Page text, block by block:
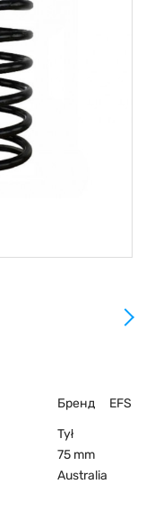
Бренд
EFS
Tył
75 mm
Australia